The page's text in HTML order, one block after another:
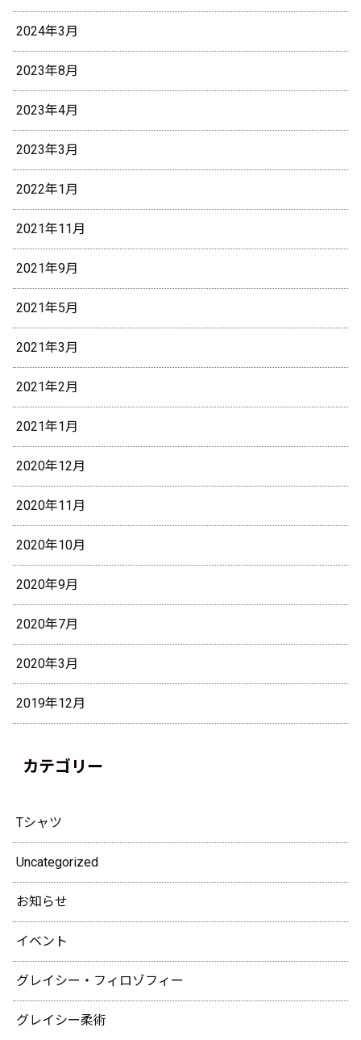
2024年3月
2023年8月
2023年4月
2023年3月
2022年1月
2021年11月
2021年9月
2021年5月
2021年3月
2021年2月
2021年1月
2020年12月
2020年11月
2020年10月
2020年9月
2020年7月
2020年3月
2019年12月
カテゴリー
Tシャツ
Uncategorized
お知らせ
イベント
グレイシー・フィロゾフィー
グレイシー柔術